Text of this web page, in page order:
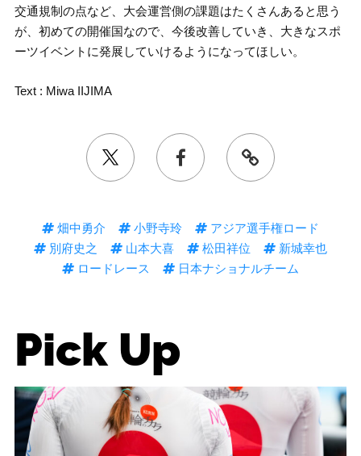
交通規制の点など、大会運営側の課題はたくさんあると思う
が、初めての開催国なので、今後改善していき、大きなスポ
ーツイベントに発展していけるようになってほしい。
Text : Miwa IIJIMA
畑中勇介 小野寺玲
アジア選手権ロード
別府史之
山本大喜 松田祥位
新城幸也
ロードレース
日本ナショナルチーム
Pick Up